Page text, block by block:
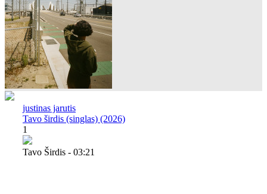
justinas jarutis
Tavo širdis (singlas) (2026)
1
Tavo Širdis - 03:21